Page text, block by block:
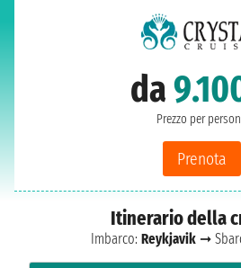
da
Prezzo per
Prenota
Itinerario della
Imbarco: Reykjavik➞